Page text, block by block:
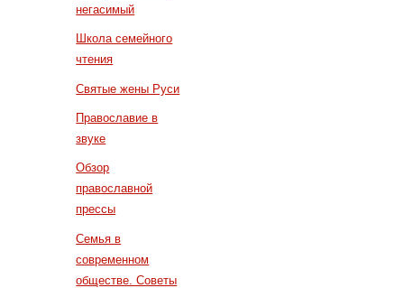
негасимый
Школа семейного
чтения
Святые жены Руси
Православие в
звуке
Обзор
православной
прессы
Семья в
современном
обществе. Советы